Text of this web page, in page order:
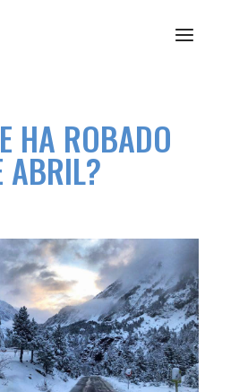
HA ROBADO
ABRIL?